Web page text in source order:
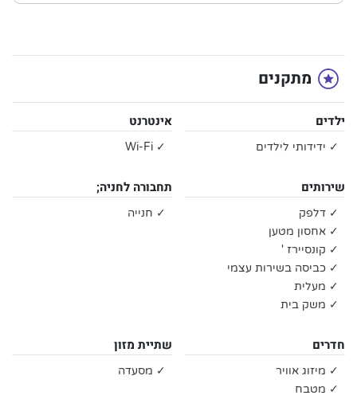
מתקנים
ילדים
✓ ידידותי לילדים
אינטרנט
✓ Wi-Fi
שירותים
✓ דלפק
✓ אחסון מטען
✓ קונסיירז '
✓ כביסה בשירות עצמי
✓ מעלית
✓ משק בית
תחבורה לחניה;
✓ חנייה
חדרים
✓ מיזוג אוויר
✓ מטבח
שתיית מזון
✓ מסעדה